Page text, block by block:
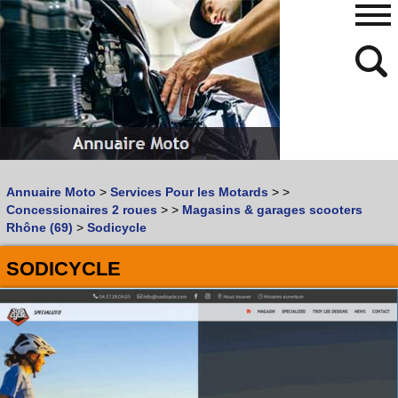
Vous recherchez un garage MOTOouSCOOTER
Quoi :
Où :
Trouver un garage Moto !
Retrouvez dans votre VILLE
les bonnes adresses de
480
768
Annuaire Moto > Services Pour les Motards > >
Concessionaires 2 roues > > Magasins & garages scooters
Rhône (69) > Sodicycle
SODICYCLE